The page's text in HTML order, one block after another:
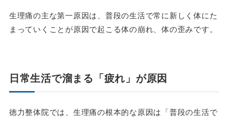
生理痛の主な第一原因は、普段の生活で常に新しく体にた
まっていくことが原因で起こる体の崩れ、体の歪みです。
日常生活で溜まる「疲れ」が原因
徳力整体院では、生理痛の根本的な原因は「普段の生活で